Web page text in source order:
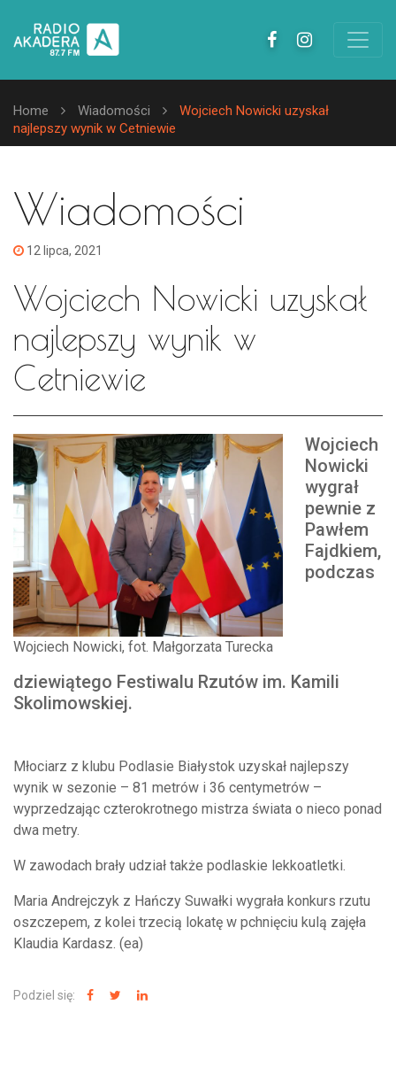
Home Wiadomości
Wojciech Nowicki uzyskał
najlepszy wynik w Cetniewie
Wiadomości
12 lipca, 2021
Wojciech Nowicki uzyskał
najlepszy wynik w
Cetniewie
Wojciech Nowicki, fot. Małgorzata Turecka
Wojciech
Nowicki
wygrał
pewnie z
Pawłem
Fajdkiem,
podczas
dziewiątego Festiwalu Rzutów im. Kamili
Skolimowskiej.
Młociarz z klubu Podlasie Białystok uzyskał najlepszy
wynik w sezonie – 81 metrów i 36 centymetrów –
wyprzedzając czterokrotnego mistrza świata o nieco ponad
dwa metry.
W zawodach brały udział także podlaskie lekkoatletki.
Maria Andrejczyk z Hańczy Suwałki wygrała konkurs rzutu
oszczepem, z kolei trzecią lokatę w pchnięciu kulą zajęła
Klaudia Kardasz. (ea)
Podziel się: